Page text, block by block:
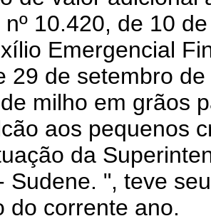
10.420, de 10
Emergencial
29 de setembro
milho em grãos
aos pequenos
da
Sudene. ", teve
do corrente ano.